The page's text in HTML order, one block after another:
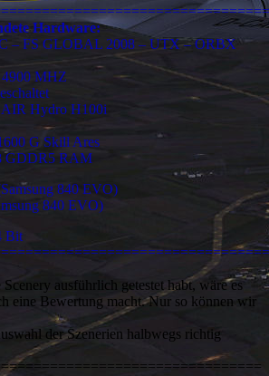
Hardware:
– FS GLOBAL 2008 – UTX – ORBX
MHZ
Hydro H100i
G Skill Ares
GDDR5 RAM
840 EVO)
840 EVO)
Bit
ausführlich getestet habt, wäre es
eine Bewertung macht. Nur so können wir
der Szenerien halbwegs richtig